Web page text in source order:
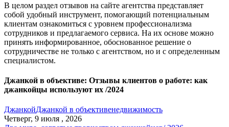
В целом раздел отзывов на сайте агентства представляет
собой удобный инструмент, помогающий потенциальным
клиентам ознакомиться с уровнем профессионализма
сотрудников и предлагаемого сервиса. На их основе можно
принять информированное, обоснованное решение о
сотрудничестве не только с агентством, но и с определенным
специалистом.
Джанкой в объективе: Отзывы клиентов о работе: как
джанкойцы используют их /2024
ДжанкойДжанкой в объективенедвижимость
Четверг, 9 июля , 2026